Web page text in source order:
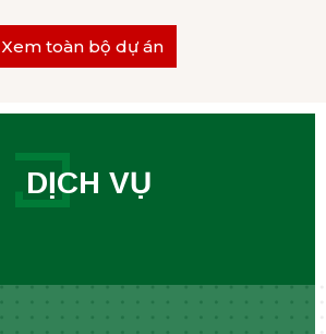
Xem toàn bộ dự án
DỊCH VỤ